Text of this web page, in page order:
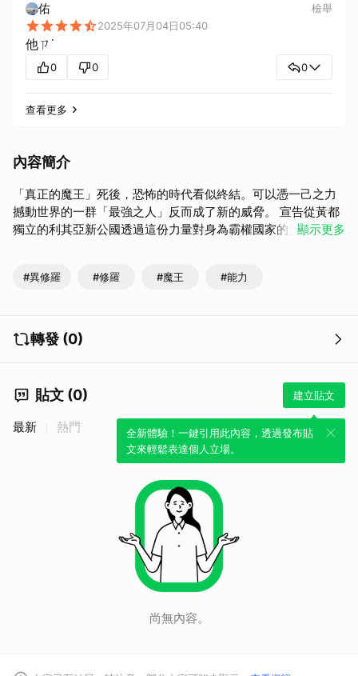
佑
2025年07月04日05:40
檢舉
他ㄗ˙
0 0 0
查看更多
內容簡介
「真正的魔王」死後，恐怖的時代看似終結。可以憑一己之力
撼動世界的一群「最強之人」反而成了新的威脅。 宣告從黃都
獨立的利其亞新公國透過這份力量對身為霸權國家的黃都發起
卻仍存在著能為時代帶來變化的超凡之人。 當站在各類能力和
來。
顯示更多
#異修羅 #修羅 #魔王 #能力
轉發 (0)
貼文 (0) 建立貼文
全新體驗！一鍵引用此內容，透過發布貼
文來輕鬆表達個人立場。
最新 熱門
尚無內容。